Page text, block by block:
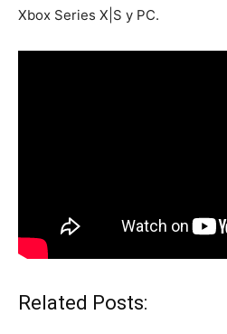
Xbox Series X|S y PC.
Related Posts: